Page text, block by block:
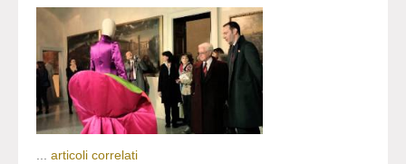
... articoli correlati